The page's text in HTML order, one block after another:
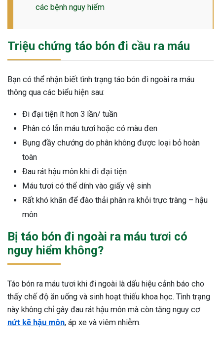
các bệnh nguy hiểm
Triệu chứng táo bón đi cầu ra máu
Bạn có thể nhận biết tình trạng táo bón đi ngoài ra máu
thông qua các biểu hiện sau:
Đi đại tiện ít hơn 3 lần/ tuần
Phân có lẫn máu tươi hoặc có màu đen
Bụng đầy chướng do phân không được loại bỏ hoàn
toàn
Đau rát hậu môn khi đi đại tiện
Máu tươi có thể dính vào giấy vệ sinh
Rất khó khăn để đào thải phân ra khỏi trực tràng – hậu
môn
Bị táo bón đi ngoài ra máu tươi có
nguy hiểm không?
Táo bón ra máu tươi khi đi ngoài là dấu hiệu cảnh báo cho
thấy chế độ ăn uống và sinh hoạt thiếu khoa học. Tình trạng
này không chỉ gây đau rát hậu môn mà còn tăng nguy cơ
nứt kẽ hậu môn, áp xe và viêm nhiễm.